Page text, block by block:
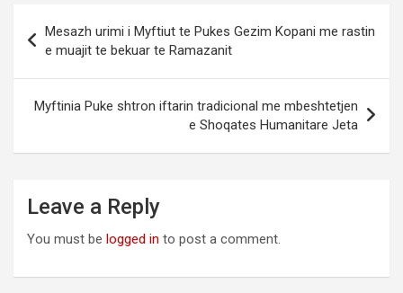
navigation
Mesazh urimi i Myftiut te Pukes Gezim Kopani me rastin
e muajit te bekuar te Ramazanit
Myftinia Puke shtron iftarin tradicional me mbeshtetjen
e Shoqates Humanitare Jeta
Leave a Reply
You must be logged in to post a comment.